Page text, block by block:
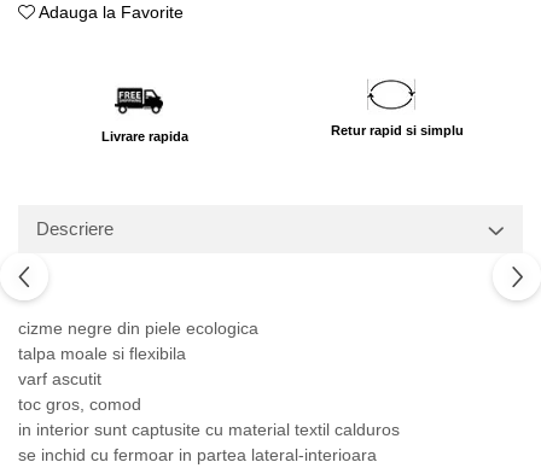
Adauga la Favorite
Livrare rapida Retur rapid si simplu
Descriere
cizme negre din piele ecologica
talpa moale si flexibila
varf ascutit
toc gros, comod
in interior sunt captusite cu material textil calduros
se inchid cu fermoar in partea lateral-interioara